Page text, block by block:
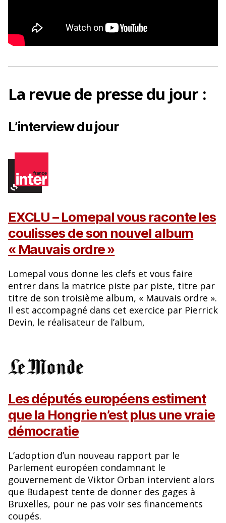
La revue de pressedu jour :
L’interview du jour
EXCLU – Lomepal vous raconte les
coulisses de son nouvel album
« Mauvais ordre »
Lomepal vous donne les clefs et vous faire
entrer dans la matrice piste par piste, titre par
titre de son troisième album, « Mauvais ordre ».
Il est accompagné dans cet exercice par Pierrick
Devin, le réali­sa­teur de l’album,
Les députés européens estiment
que la Hongrie n’est plus une vraie
démocratie
L’adoption d’un nouveau rapport par le
Parlement européen condamnant le
gouvernement de Viktor Orban intervient alors
que Budapest tente de donner des gages à
Bruxelles, pour ne pas voir ses financements
coupés.